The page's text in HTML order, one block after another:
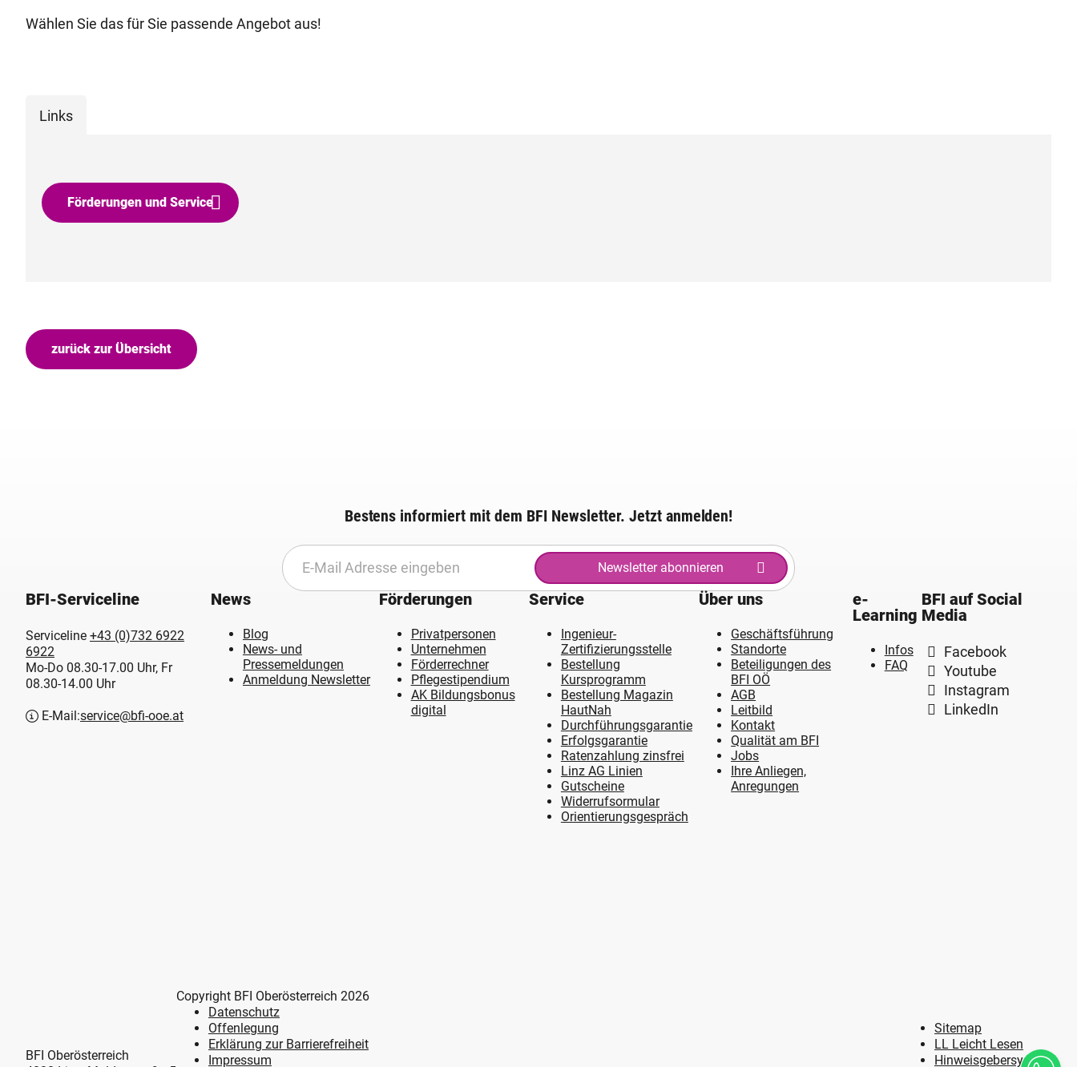
Wählen Sie das für Sie passende Angebot aus!
Links
Förderungen und Service
zurück zur Übersicht
Bestens informiert mit dem BFI Newsletter. Jetzt anmelden!
Newsletter abonnieren
BFI-Serviceline
Serviceline +43 (0)732 6922
6922
Mo-Do 08.30-17.00 Uhr, Fr
08.30-14.00 Uhr
E-Mail:service@bfi-ooe.at
News
Blog
News- und
Pressemeldungen
Anmeldung Newsletter
Förderungen
Privatpersonen
Unternehmen
Förderrechner
Pflegestipendium
AK Bildungsbonus
digital
Service
Ingenieur-
Zertifizierungsstelle
Bestellung
Kursprogramm
Bestellung Magazin
HautNah
Durchführungsgarantie
Erfolgsgarantie
Ratenzahlung zinsfrei
Linz AG Linien
Gutscheine
Widerrufsormular
Orientierungsgespräch
Über uns
Geschäftsführung
Standorte
Beteiligungen des
BFI OÖ
AGB
Leitbild
Kontakt
Qualität am BFI
Jobs
Ihre Anliegen,
Anregungen
e-
Learning
Infos
FAQ
BFI auf Social
Media
Facebook
Youtube
Instagram
LinkedIn
BFI Oberösterreich
Copyright BFI Oberösterreich 2026
Datenschutz
Offenlegung
Erklärung zur Barrierefreiheit
Impressum
Sitemap
LL Leicht Lesen
Hinweisgebersystem